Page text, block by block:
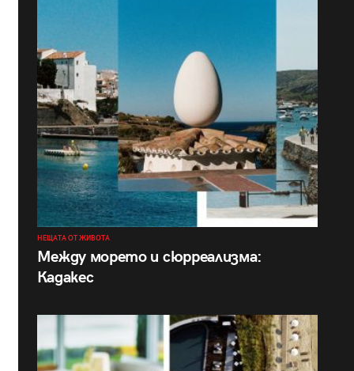
НЕЩАТА ОТ ЖИВОТА
Между морето и сюрреализма:
Кадакес